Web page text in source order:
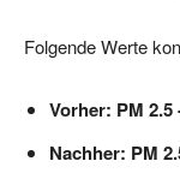
Folgende Werte
Vorher: PM 2.5
Nachher: PM